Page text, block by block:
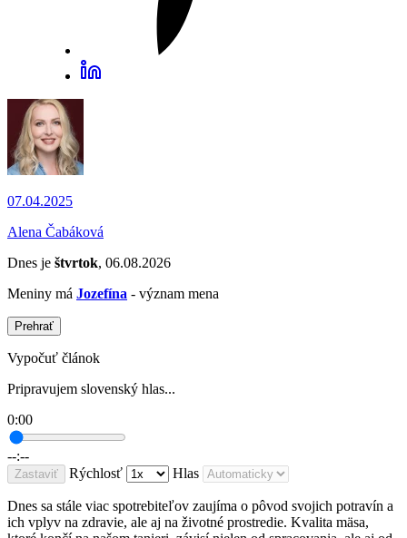
07.04.2025
Alena Čabáková
Dnes je štvrtok, 06.08.2026
Meniny má Jozefína - význam mena
Prehrať
Vypočuť článok
Pripravujem slovenský hlas...
0:00
--:--
Zastaviť Rýchlosť Hlas
Dnes sa stále viac spotrebiteľov zaujíma o pôvod svojich potravín a
ich vplyv na zdravie, ale aj na životné prostredie. Kvalita mäsa,